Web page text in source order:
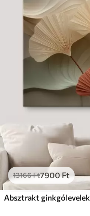
13166Ft7900Ft